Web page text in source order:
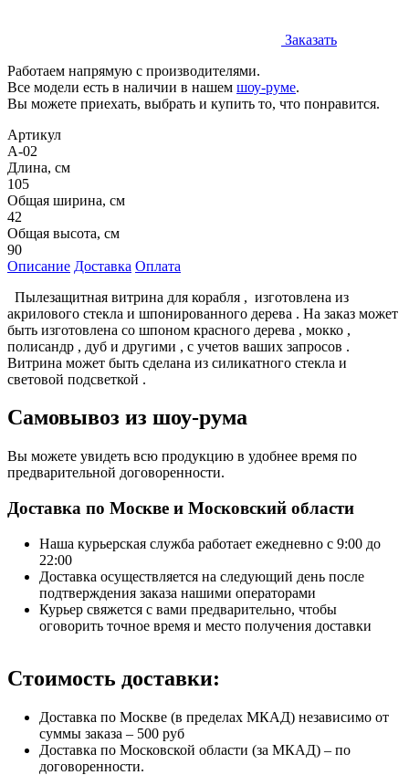
Заказать
Работаем напрямую с производителями.
Все модели есть в наличии в нашем шоу-руме.
Вы можете приехать, выбрать и купить то, что понравится.
Артикул
А-02
Длина, см
105
Общая ширина, см
42
Общая высота, см
90
Описание Доставка Оплата
Пылезащитная витрина для корабля , изготовлена из
акрилового стекла и шпонированного дерева . На заказ может
быть изготовлена со шпоном красного дерева , мокко ,
полисандр , дуб и другими , с учетов ваших запросов .
Витрина может быть сделана из силикатного стекла и
световой подсветкой .
Самовывоз из шоу-рума
Вы можете увидеть всю продукцию в удобнее время по
предварительной договоренности.
Доставка по Москве и Московский области
Наша курьерская служба работает ежедневно с 9:00 до
22:00
Доставка осуществляется на следующий день после
подтверждения заказа нашими операторами
Курьер свяжется с вами предварительно, чтобы
оговорить точное время и место получения доставки
Стоимость доставки:
Доставка по Москве (в пределах МКАД) независимо от
суммы заказа – 500 руб
Доставка по Московской области (за МКАД) – по
договоренности.